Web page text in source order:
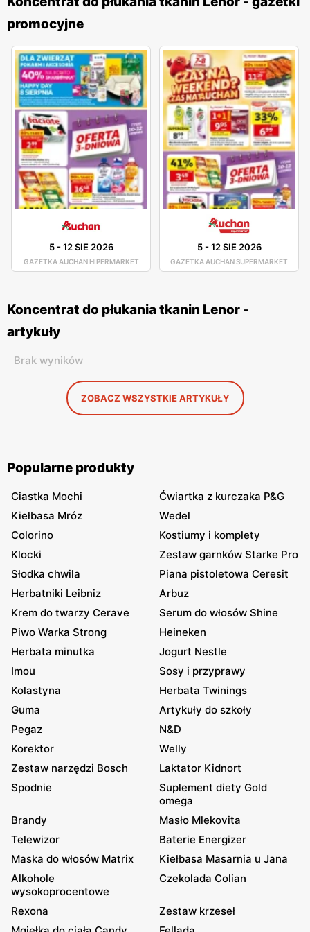
promocyjne
5-12 SIE 2026
GAZETKA AUCHAN HIPERMARKET
5-12 SIE 2026
GAZETKA AUCHAN SUPERMARKET
Koncentrat do płukania tkanin Lenor -
artykuły
Brak wyników
ZOBACZ WSZYSTKIE ARTYKUŁY
Popularne produkty
Ciastka Mochi
Ćwiartka z kurczaka P&G
Kiełbasa Mróz
Wedel
Colorino
Kostiumy i komplety
Klocki
Zestaw garnków Starke Pro
Słodka chwila
Piana pistoletowa Ceresit
Herbatniki Leibniz
Arbuz
Krem do twarzy Cerave
Serum do włosów Shine
Piwo Warka Strong
Heineken
Herbata minutka
Jogurt Nestle
Imou
Sosy i przyprawy
Kolastyna
Herbata Twinings
Guma
Artykuły do szkoły
Pegaz
N&D
Korektor
Welly
Zestaw narzędzi Bosch
Laktator Kidnort
Spodnie
Suplement diety Gold
omega
Brandy
Masło Mlekovita
Telewizor
Baterie Energizer
Maska do włosów Matrix
Kiełbasa Masarnia u Jana
Alkohole
wysokoprocentowe
Czekolada Colian
Rexona
Zestaw krzeseł